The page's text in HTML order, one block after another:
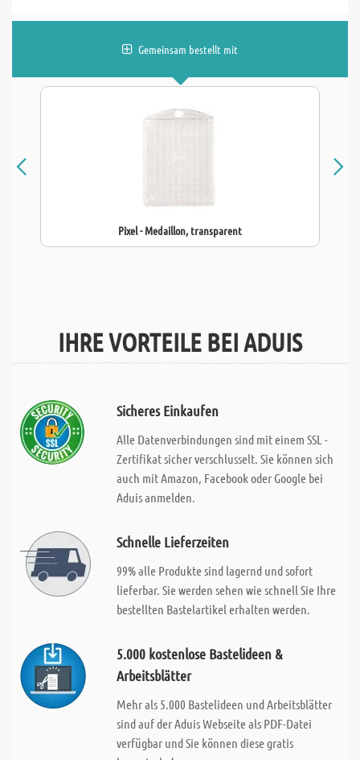
Gemeinsam bestellt mit
Pixel - Medaillon, transparent
IHRE VORTEILE BEI ADUIS
Sicheres Einkaufen
Alle Datenverbindungen sind mit einem SSL -
Zertifikat sicher verschlusselt. Sie können sich
auch mit Amazon, Facebook oder Google bei
Aduis anmelden.
Schnelle Lieferzeiten
99% alle Produkte sind lagernd und sofort
lieferbar. Sie werden sehen wie schnell Sie Ihre
bestellten Bastelartikel erhalten werden.
5.000 kostenlose Bastelideen &
Arbeitsblätter
Mehr als 5.000 Bastelideen und Arbeitsblätter
sind auf der Aduis Webseite als PDF-Datei
verfügbar und Sie können diese gratis